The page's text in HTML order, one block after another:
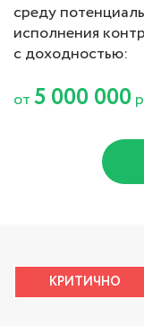
среду
исполнения
с доходностью:
от5 000 000
КРИТИЧНО